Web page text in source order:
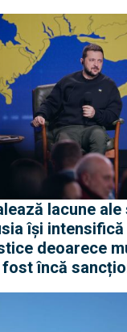
lacune
își
deoarece
fost încă